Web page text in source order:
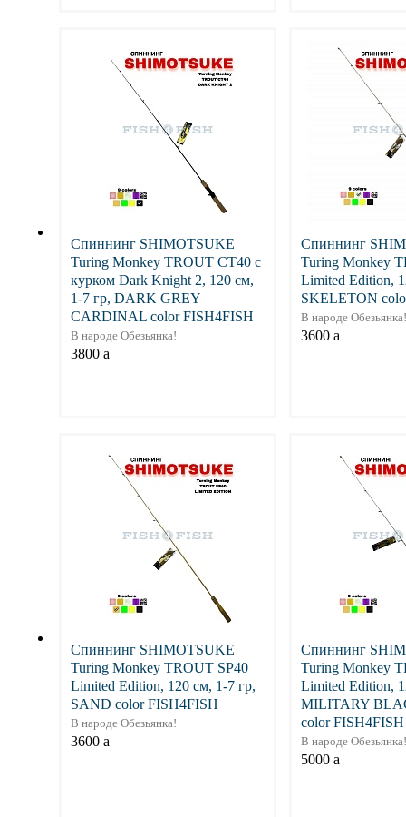
Спиннинг SHIMOTSUKE
Turing Monkey TROUT CT40 с
курком Dark Knight 2, 120 см,
1-7 гр, DARK GREY
CARDINAL color FISH4FISH
В народе Обезьянка!
3800 a
Спиннинг
Turing Monkey
Limited Edition,
SKELETON
В народе Обезьянка!
3600 a
Спиннинг SHIMOTSUKE
Turing Monkey TROUT SP40
Limited Edition, 120 см, 1-7 гр,
SAND color FISH4FISH
В народе Обезьянка!
3600 a
Спиннинг
Turing Monkey
Limited Edition,
MILITARY
color FISH4FISH
В народе Обезьянка!
5000 a